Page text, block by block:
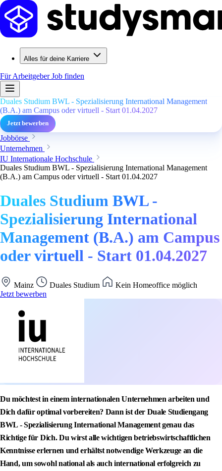
Alles für deine Karriere
Für ArbeitgeberJob finden
Duales Studium BWL - Spezialisierung International Management
(B.A.) am Campus oder virtuell - Start 01.04.2027
Jetzt bewerben
Jobbörse
Unternehmen
IU Internationale Hochschule
Duales Studium BWL - Spezialisierung International Management
(B.A.) am Campus oder virtuell - Start 01.04.2027
Duales Studium BWL -
Spezialisierung International
Management (B.A.) am Campus
oder virtuell - Start 01.04.2027
Mainz Duales Studium
Kein Homeoffice möglich
Jetzt bewerben
Du möchtest in einem internationalen Unternehmen arbeiten und
Dich dafür optimal vorbereiten? Dann ist der Duale Studiengang
BWL - Spezialisierung International Management genau das
Richtige für Dich. Du wirst alle wichtigen betriebswirtschaftlichen
Kenntnisse erlernen und erhältst notwendige Werkzeuge an die
Hand, um sowohl national als auch international erfolgreich zu